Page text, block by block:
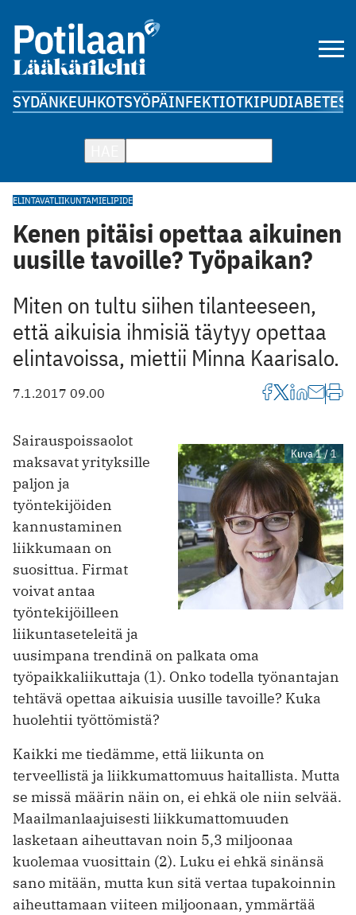
SYDÄNKEUHKOTSYÖPÄINFEKTIOTKIPUDIABETES
ELINTAVATLIIKUNTAMIELIPIDE
Kenen pitäisi opettaa aikuinen
uusille tavoille? Työpaikan?
Miten on tultu siihen tilanteeseen,
että aikuisia ihmisiä täytyy opettaa
elintavoissa, miettii Minna Kaarisalo.
7.1.2017 09.00
Kuva 1 / 1
Sairauspoissaolot
maksavat yrityksille
paljon ja
työntekijöiden
kannustaminen
liikkumaan on
suosittua. Firmat
voivat antaa
työntekijöilleen
liikuntaseteleitä ja
uusimpana trendinä on palkata oma
työpaikkaliikuttaja (1). Onko todella työnantajan
tehtävä opettaa aikuisia uusille tavoille? Kuka
huolehtii työttömistä?
Kaikki me tiedämme, että liikunta on
terveellistä ja liikkumattomuus haitallista. Mutta
se missä määrin näin on, ei ehkä ole niin selvää.
Maailmanlaajuisesti liikkumattomuuden
lasketaan aiheuttavan noin 5,3 miljoonaa
kuolemaa vuosittain (2). Luku ei ehkä sinänsä
sano mitään, mutta kun sitä vertaa tupakoinnin
aiheuttamaan viiteen miljoonaan, ymmärtää